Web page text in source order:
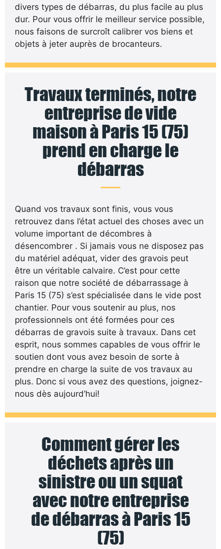
divers types de débarras, du plus facile au plus
dur. Pour vous offrir le meilleur service possible,
nous faisons de surcroît calibrer vos biens et
objets à jeter auprès de brocanteurs.
Travaux terminés, notre
entreprise de vide
maison à Paris 15 (75)
prend en charge le
débarras
Quand vos travaux sont finis, vous vous
retrouvez dans l’état actuel des choses avec un
volume important de décombres à
désencombrer . Si jamais vous ne disposez pas
du matériel adéquat, vider des gravois peut
être un véritable calvaire. C’est pour cette
raison que notre société de débarrassage à
Paris 15 (75) s’est spécialisée dans le vide post
chantier. Pour vous soutenir au plus, nos
professionnels ont été formées pour ces
débarras de gravois suite à travaux. Dans cet
esprit, nous sommes capables de vous offrir le
soutien dont vous avez besoin de sorte à
prendre en charge la suite de vos travaux au
plus. Donc si vous avez des questions, joignez-
nous dès aujourd’hui!
Comment gérer les
déchets après un
sinistre ou un squat
avec notre entreprise
de débarras à Paris 15
(75)